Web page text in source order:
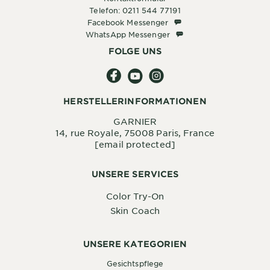
UNSERE SERVICES
Color Try-On
Skin Coach
UNSERE KATEGORIEN
Gesichtspflege
Telefon: 0211 544 77191
Facebook Messenger Facebook Messenger
WhatsApp MessengerWhatsApp Messenger
FOLGE UNS
HERSTELLERINFORMATIONEN
GARNIER
14, rue Royale, 75008 Paris, France
[email protected]